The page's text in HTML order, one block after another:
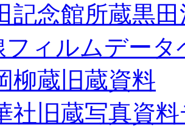
記念館所蔵黒
フィルムデータ
柳蔵旧蔵資料
社旧蔵写真資